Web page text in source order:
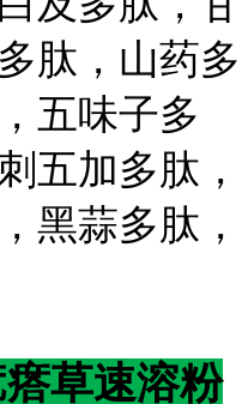
肽，山药多
五味子多
五加多肽，
黑蒜多肽，
草速溶粉